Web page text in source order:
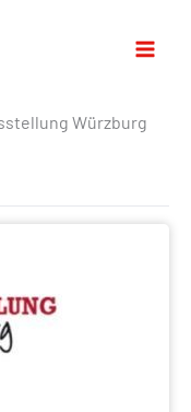
Würzburg